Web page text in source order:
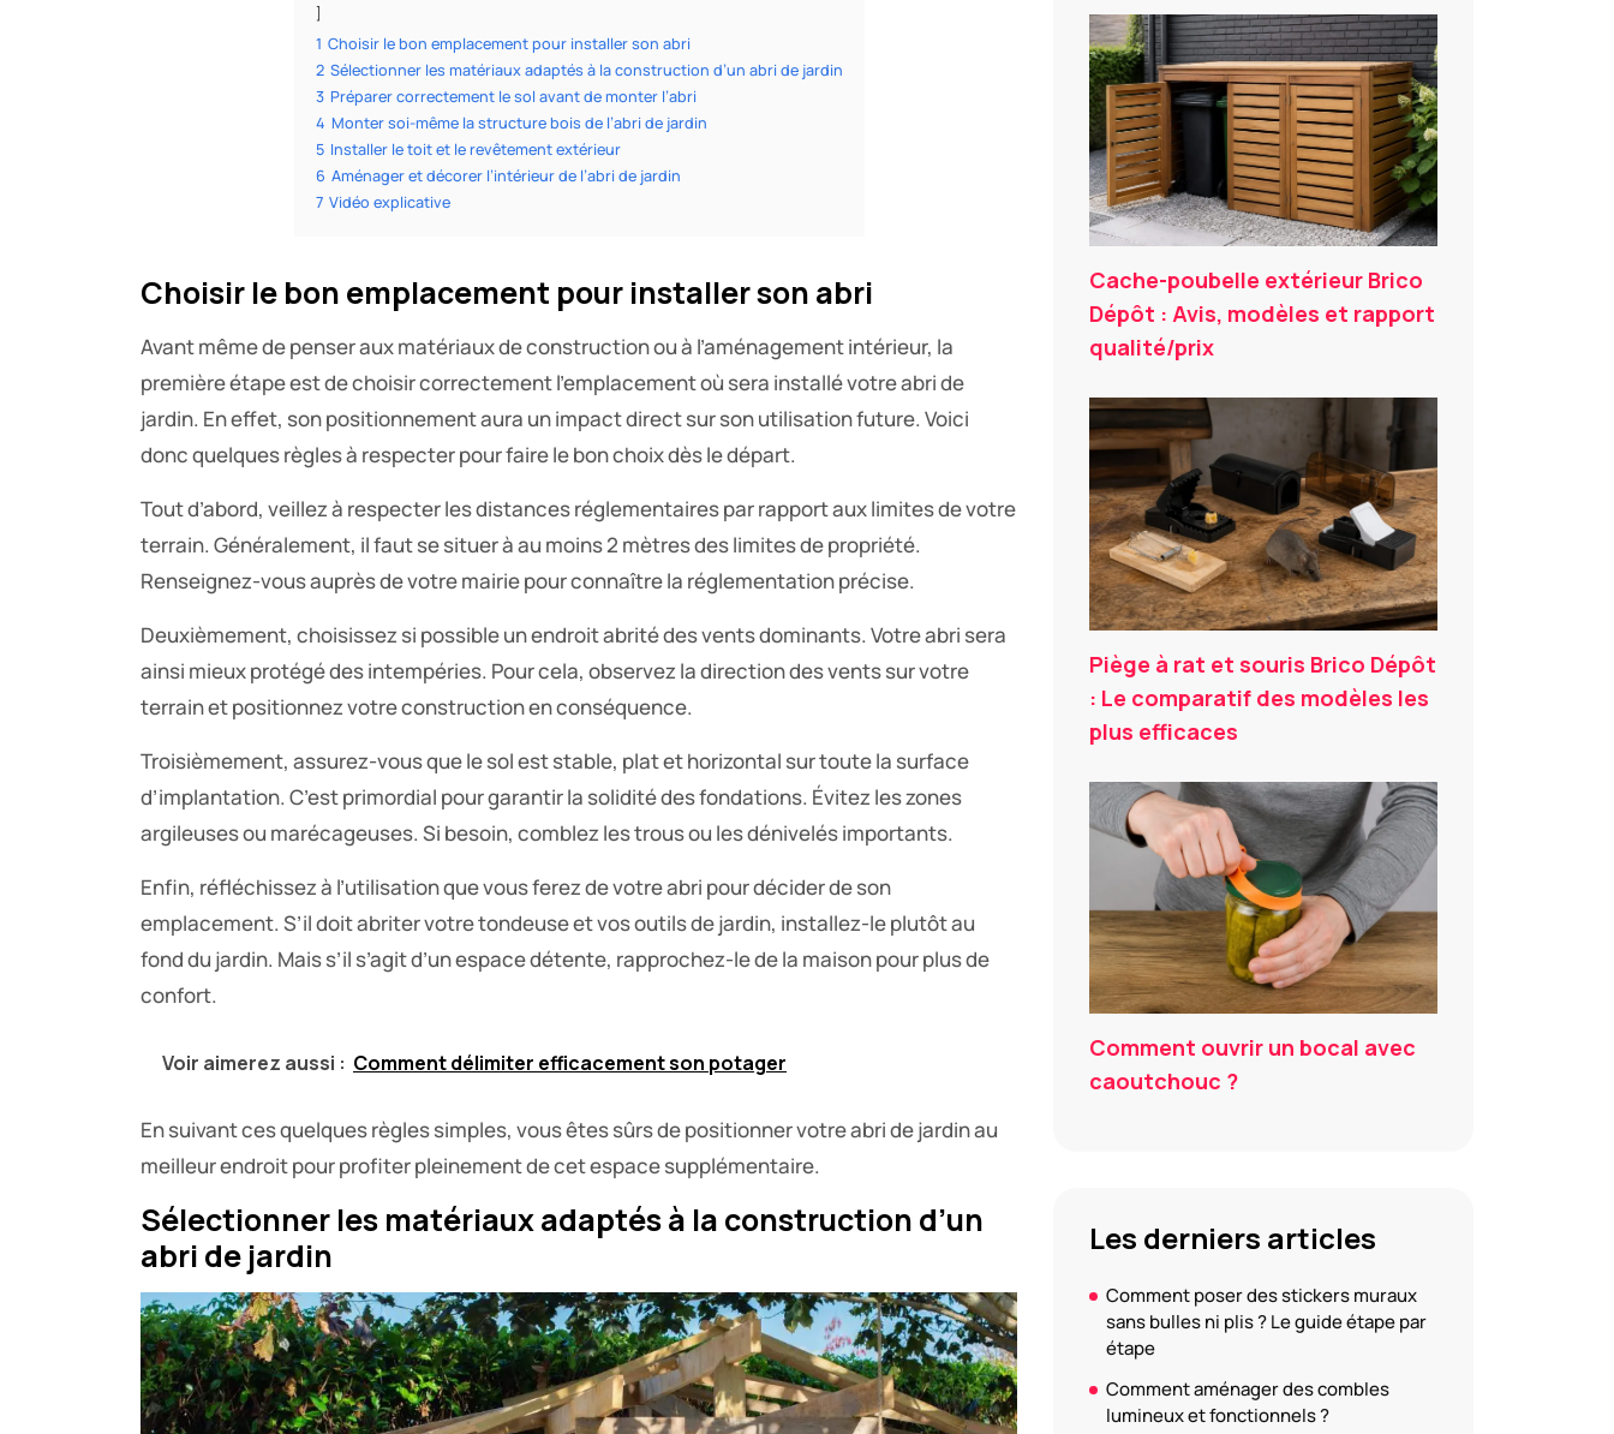
1 Choisir le bon emplacement pour installer son abri
2 Sélectionner les matériaux adaptés à la construction d’un abri de jardin
3 Préparer correctement le sol avant de monter l’abri
4 Monter soi-même la structure bois de l’abri de jardin
5 Installer le toit et le revêtement extérieur
6 Aménager et décorer l’intérieur de l’abri de jardin
7 Vidéo explicative
Choisir le bon emplacement pour installer son abri
Avant même de penser aux matériaux de construction ou à l’aménagement intérieur, la
première étape est de choisir correctement l’emplacement où sera installé votre abri de
jardin. En effet, son positionnement aura un impact direct sur son utilisation future. Voici
donc quelques règles à respecter pour faire le bon choix dès le départ.
Tout d’abord, veillez à respecter les distances réglementaires par rapport aux limites de votre
terrain. Généralement, il faut se situer à au moins 2 mètres des limites de propriété.
Renseignez-vous auprès de votre mairie pour connaître la réglementation précise.
Deuxièmement, choisissez si possible un endroit abrité des vents dominants. Votre abri sera
ainsi mieux protégé des intempéries. Pour cela, observez la direction des vents sur votre
terrain et positionnez votre construction en conséquence.
Troisièmement, assurez-vous que le sol est stable, plat et horizontal sur toute la surface
d’implantation. C’est primordial pour garantir la solidité des fondations. Évitez les zones
argileuses ou marécageuses. Si besoin, comblez les trous ou les dénivelés importants.
Enfin, réfléchissez à l’utilisation que vous ferez de votre abri pour décider de son
emplacement. S’il doit abriter votre tondeuse et vos outils de jardin, installez-le plutôt au
fond du jardin. Mais s’il s’agit d’un espace détente, rapprochez-le de la maison pour plus de
confort.
Voir aimerez aussi : Comment délimiter efficacement son potager
En suivant ces quelques règles simples, vous êtes sûrs de positionner votre abri de jardin au
meilleur endroit pour profiter pleinement de cet espace supplémentaire.
Sélectionner les matériaux adaptés à la construction d’un
abri de jardin
Cache-poubelle extérieur Brico
Dépôt : Avis, modèles et rapport
qualité/prix
Piège à rat et souris Brico Dépôt
: Le comparatif des modèles les
plus efficaces
Comment ouvrir un bocal avec
caoutchouc ?
Les derniers articles
Comment poser des stickers muraux
sans bulles ni plis ? Le guide étape par
étape
Comment aménager des combles
lumineux et fonctionnels ?